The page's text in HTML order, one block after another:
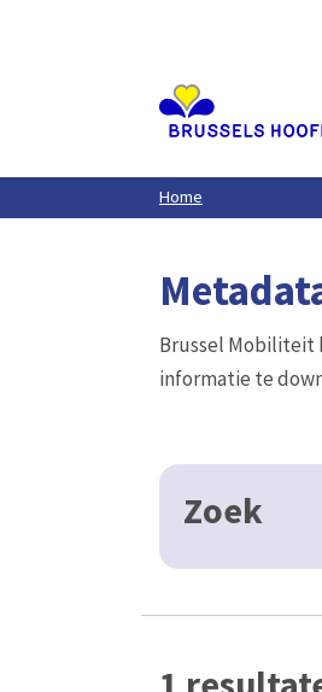
Home
Brussel Mobiliteit
informatie te
Zoek